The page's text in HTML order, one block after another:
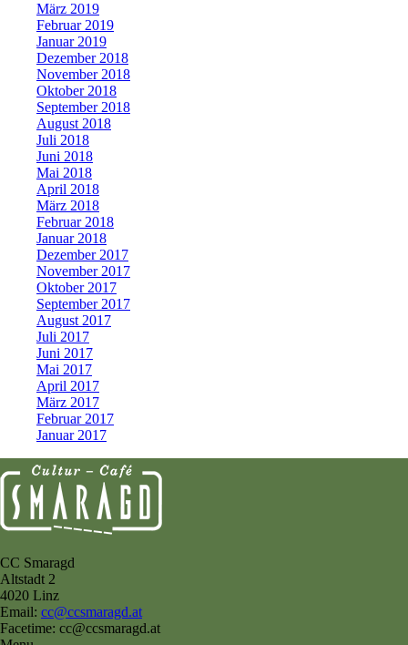
März 2019
Februar 2019
Januar 2019
Dezember 2018
November 2018
Oktober 2018
September 2018
August 2018
Juli 2018
Juni 2018
Mai 2018
April 2018
März 2018
Februar 2018
Januar 2018
Dezember 2017
November 2017
Oktober 2017
September 2017
August 2017
Juli 2017
Juni 2017
Mai 2017
April 2017
März 2017
Februar 2017
Januar 2017
CC Smaragd
Altstadt 2
4020 Linz
Email: cc@ccsmaragd.at
Facetime: cc@ccsmaragd.at